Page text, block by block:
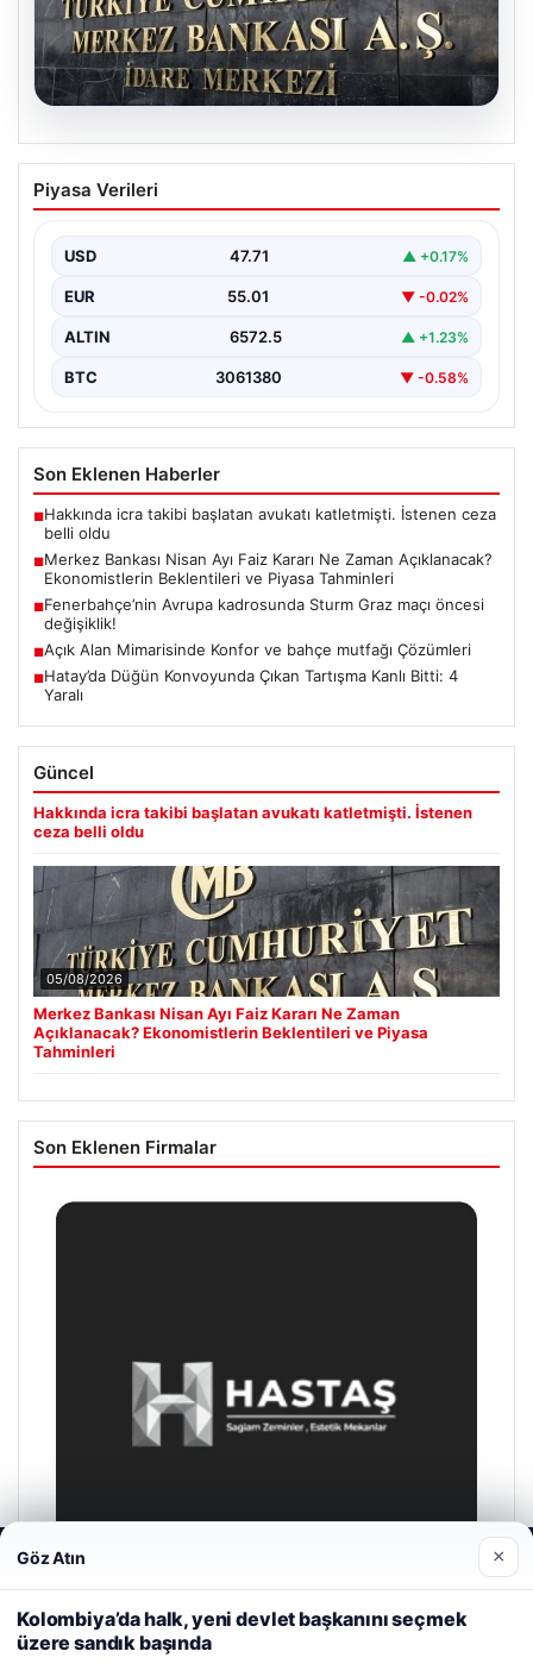
05.08.2026
Merkez Bankası Nisan Ayı Faiz Kararı Ne
Zaman Açıklanacak? Ekonomistlerin
Türkiye Cumhuriyet Merkez Bankası (TCMB) Para
üzere…
Piyasa Verileri
USD 47.71 ▲ +0.17%
EUR 55.01 ▼ -0.02%
ALTIN 6572.5 ▲ +1.23%
BTC 3061380 ▼ -0.58%
Son Eklenen Haberler
■Hakkında icra takibi başlatan avukatı katletmişti. İstenen ceza
belli oldu
■Merkez Bankası Nisan Ayı Faiz Kararı Ne Zaman Açıklanacak?
Ekonomistlerin Beklentileri ve Piyasa Tahminleri
■Fenerbahçe’nin Avrupa kadrosunda Sturm Graz maçı öncesi
değişiklik!
■Açık Alan Mimarisinde Konfor ve bahçe mutfağı Çözümleri
■Hatay’da Düğün Konvoyunda Çıkan Tartışma Kanlı Bitti: 4
Yaralı
Güncel
Hakkında icra takibi başlatan avukatı katletmişti. İstenen
ceza belli oldu
05/08/2026
Merkez Bankası Nisan Ayı Faiz Kararı Ne Zaman
Açıklanacak? Ekonomistlerin Beklentileri ve Piyasa
Tahminleri
Son Eklenen Firmalar
Web sitemizi nasıl kullandığınızı daha iyi anlayabilmek,
deneyiminizi kişiselleştirmek ve geliştirmek amacıyla çerezler
kullanıyoruz. Çerez Politikamız
Reddet Kabul Et
Göz Atın ×
Kolombiya’da halk, yeni devlet başkanını seçmek
üzere sandık başında